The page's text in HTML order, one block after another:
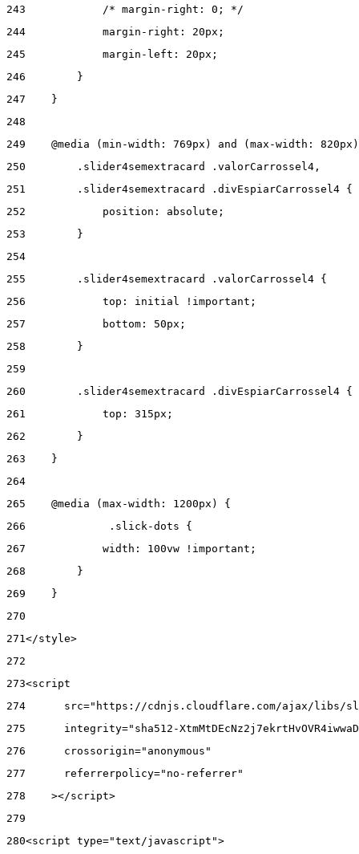
243
            /* margin-right: 0; */
244
            margin-right: 20px;
245
            margin-left: 20px;
246
        }
247
    }
248
249
@media (min-width: 769px) and (max-width:
250
        .slider4semextracard .valorCarrossel4,
251
        .slider4semextracard .divEspiarCarrossel4 {
252
            position: absolute;
253
        }
254
255
        .slider4semextracard .valorCarrossel4 {
256
            top: initial !important;
257
            bottom: 50px;
258
        }
259
260
        .slider4semextracard .divEspiarCarrossel4 {
261
            top: 315px;
262
        }
263
    }
264
265
    @media (max-width: 1200px) {
266
      	.slick-dots {
267
            width: 100vw !important;
268
        }
269
    }
270
271 </style>
272
273<script
274
src="https://cdnjs.cloudflare.com/ajax/libs/
275
integrity="sha512-
276
      crossorigin="anonymous"
277
      referrerpolicy="no-referrer"
278
    ></script>
279
280<script type="text/javascript">